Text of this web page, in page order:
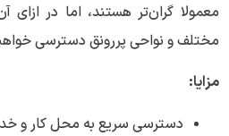
معمولا گران‌تر هستند، اما در ازای
مختلف و نواحی پررونق دسترسی
مزایا:
دسترسی سریع به محل کار و